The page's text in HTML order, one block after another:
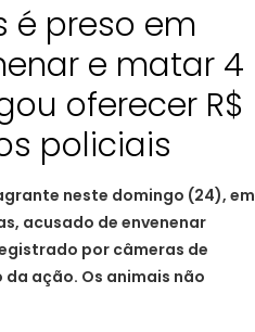
é preso em
e matar 4
oferecer R$
policiais
neste domingo (24), em
acusado de envenenar
por câmeras de
ação. Os animais não